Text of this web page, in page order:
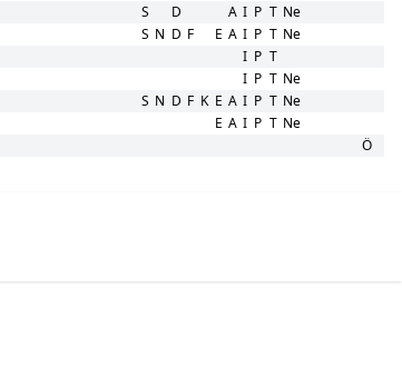
S D A I P T Ne
S N D F E A I P T Ne
I P T
I P T Ne
S N D F K E A I P T Ne
E A I P T Ne
Ö